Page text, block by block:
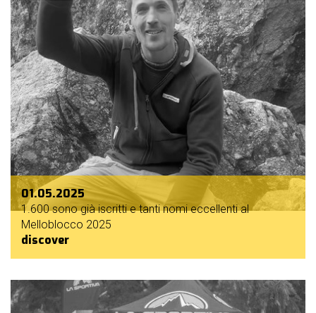
01.05.2025
1.600 sono già iscritti e tanti nomi eccellenti al
Melloblocco 2025
discover